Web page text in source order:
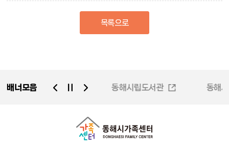
목록으로
배너모음
동해시가족센터 동해시립도서관
동해시